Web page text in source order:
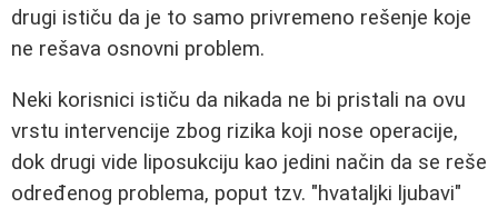
drugi ističu da je to samo privremeno rešenje koje
ne rešava osnovni problem.
Neki korisnici ističu da nikada ne bi pristali na ovu
vrstu intervencije zbog rizika koji nose operacije,
dok drugi vide liposukciju kao jedini način da se reše
određenog problema, poput tzv. "hvataljki ljubavi"